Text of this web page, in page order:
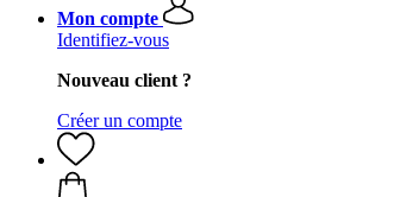
Mon compte
Identifiez-vous
Nouveau client ?
Créer un compte